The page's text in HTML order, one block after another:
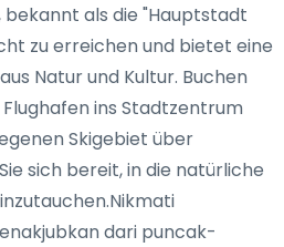
als die "Hauptstadt
zu erreichen und bietet eine
Natur und Kultur. Buchen
ins Stadtzentrum
Skigebiet über
sich bereit, in die natürliche
dari puncak-